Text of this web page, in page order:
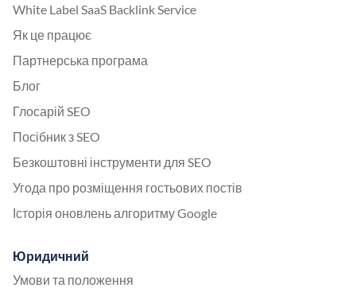
White Label SaaS Backlink Service
Як це працює
Партнерська програма
Блог
Глосарій SEO
Посібник з SEO
Безкоштовні інструменти для SEO
Угода про розміщення гостьових постів
Історія оновлень алгоритму Google
Юридичний
Умови та положення